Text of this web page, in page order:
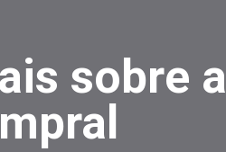
sobre a